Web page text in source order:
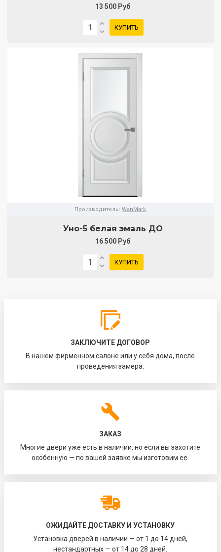
13 500 Руб
КУПИТЬ
Производитель: WanMark
Уно-5 белая эмаль ДО
16 500 Руб
КУПИТЬ
ЗАКЛЮЧИТЕ ДОГОВОР
В нашем фирменном салоне или у себя дома, после
проведения замера.
ЗАКАЗ
Многие двери уже есть в наличии, но если вы захотите
особенную — по вашей заявке мы изготовим её.
ОЖИДАЙТЕ ДОСТАВКУ И УСТАНОВКУ
Установка дверей в наличии — от 1 до 14 дней,
нестандартных — от 14 до 28 дней.